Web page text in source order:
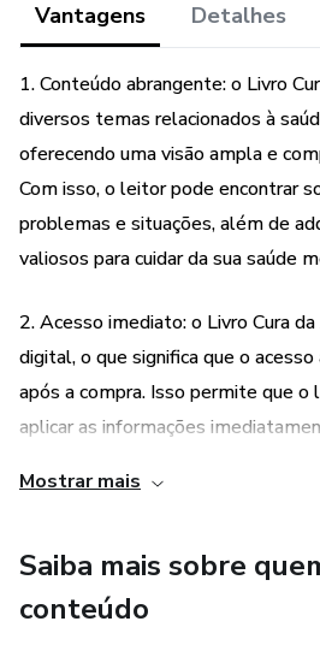
Vantagens Detalhes
1. Conteúdo abrangente: o Livro
diversos temas relacionados à
oferecendo uma visão ampla e
Com isso, o leitor pode encontrar
problemas e situações, além de
valiosos para cuidar da sua saúde
2. Acesso imediato: o Livro Cura
digital, o que significa que o
após a compra. Isso permite que
aplicar as informações
formato digital permite que o livro
smartphones, oferecendo mais
ao usuário.
Mostrar mais
Saiba mais sobre
conteúdo